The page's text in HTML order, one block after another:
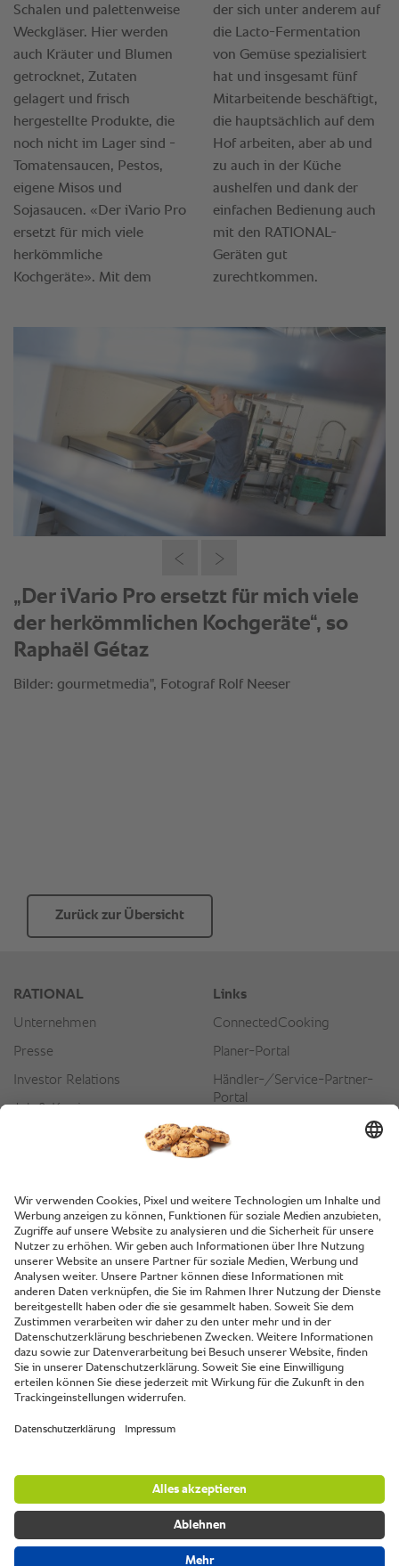
„Der iVario Pro ersetzt für mich viele
der herkömmlichen Kochgeräte“, so
Raphaël Gétaz
Bilder: gourmetmedia", Fotograf Rolf Neeser
Zurück zur Übersicht